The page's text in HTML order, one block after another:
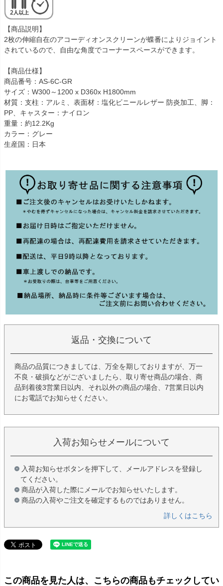
【商品説明】
2枚の伸縮自在のアコーディオンスクリーンが蝶番によりジョイント
されているので、自由な角度でコーナースペースができます。
【商品仕様】
商品番号：AS-6C-GR
サイズ：W300～1200 x D360x H1800mm
材質：支柱：アルミ、表面材：塩化ビニールレザー 防炎加工、脚：
PP、キャスター：ナイロン
重量：約12.2Kg
カラー：グレー
生産国：日本
返品・交換について
商品の品質につきましては、万全を期しておりますが、万一
不良・破損などがございましたら、取り寄せ商品の場合、商
品到着後3営業日以内、それ以外の商品の場合、7営業日以内
にお電話でお知らせください。
入荷お知らせメールについて
入荷お知らせボタンを押下して、メールアドレスを登録し
てください。
商品が入荷した際にメールでお知らせいたします。
商品の入荷やご注文を確定するものではありません。
詳しくはこちら
この商品を見た人は、こちらの商品もチェックしてい